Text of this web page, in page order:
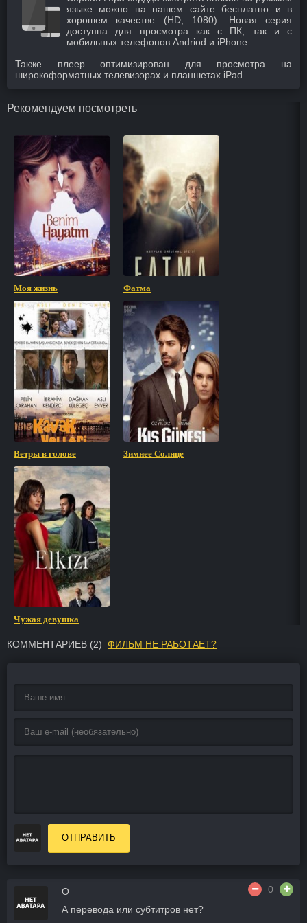
языке можно на нашем сайте бесплатно и в
хорошем качестве (HD, 1080). Новая серия
доступна для просмотра как с ПК, так и с
мобильных телефонов Andriod и iPhone.
Также плеер оптимизирован для просмотра на
широкоформатных телевизорах и планшетах iPad.
Рекомендуем посмотреть
Моя жизнь Фатма
Ветры в голове Зимнее Солнце
Чужая девушка
КОММЕНТАРИЕВ (2) ФИЛЬМ НЕ РАБОТАЕТ?
ОТПРАВИТЬ
O
0
А перевода или субтитров нет?